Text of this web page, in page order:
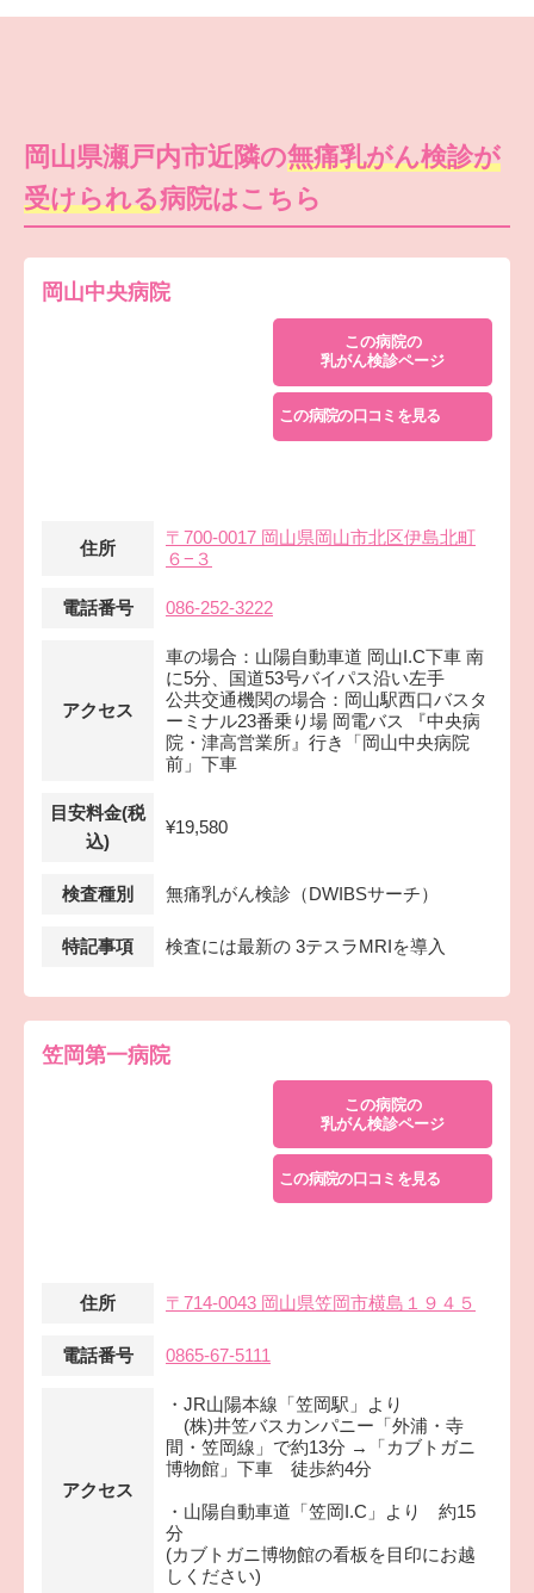
岡山県瀬戸内市近隣の無痛乳がん検診が
受けられる病院はこちら
岡山中央病院
この病院の
乳がん検診ページ
この病院の口コミを見る
住所
〒700-0017 岡山県岡山市北区伊島北町
６−３
電話番号 086-252-3222
アクセス
車の場合：山陽自動車道 岡山I.C下車 南
に5分、国道53号バイパス沿い左手
公共交通機関の場合：岡山駅西口バスタ
ーミナル23番乗り場 岡電バス 『中央病
院・津高営業所』行き「岡山中央病院
前」下車
目安料金(税
込)
¥19,580
検査種別 無痛乳がん検診（DWIBSサーチ）
特記事項 検査には最新の 3テスラMRIを導入
笠岡第一病院
この病院の
乳がん検診ページ
この病院の口コミを見る
住所 〒714-0043 岡山県笠岡市横島１９４５
電話番号 0865-67-5111
アクセス
・JR山陽本線「笠岡駅」より
(株)井笠バスカンパニー「外浦・寺
間・笠岡線」で約13分 →「カブトガニ
博物館」下車 徒歩約4分
・山陽自動車道「笠岡I.C」より 約15
分
(カブトガニ博物館の看板を目印にお越
しください)